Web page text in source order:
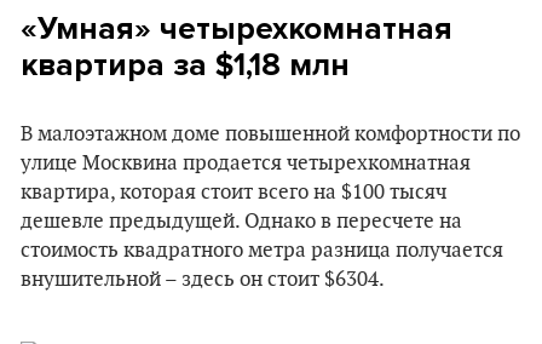
«Умная» четырехкомнатная
квартира за $1,18 млн
В малоэтажном доме повышенной комфортности по
улице Москвина продается четырехкомнатная
квартира, которая стоит всего на $100 тысяч
дешевле предыдущей. Однако в пересчете на
стоимость квадратного метра разница получается
внушительной – здесь он стоит $6304.